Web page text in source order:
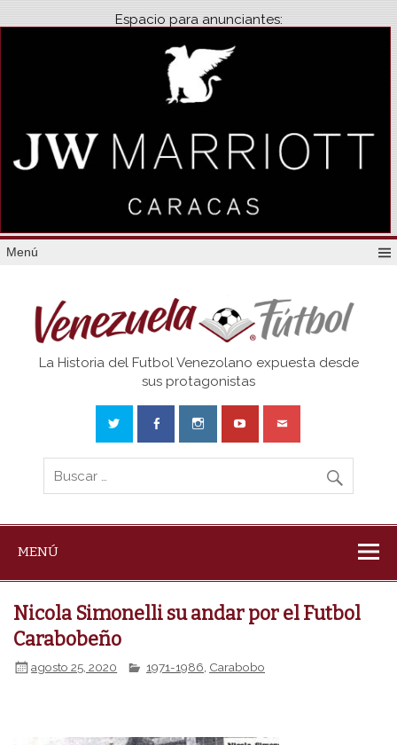
Espacio para anunciantes:
Menú
Venezuela
La Historia del Futbol Venezolano expuesta desde
sus protagonistas
MENÚ
Nicola Simonelli su andar por el Futbol
Carabobeño
agosto 25, 2020 1971-1986 Carabobo